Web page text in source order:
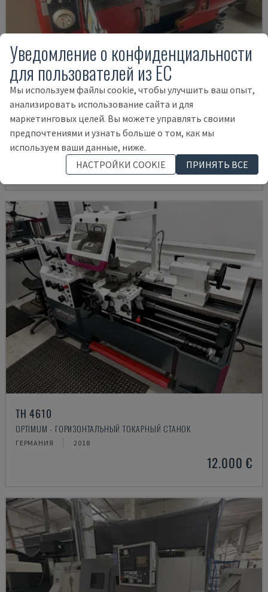
EMCOMAT 200X1000
EMCO - ГОРИЗОНТАЛЬНЫЙ ТОКАРНЫЙ СТАНОК
ГЕРМАНИЯ 2001
14.000 €
TH 4610
OPTIMUM - ГОРИЗОНТАЛЬНЫЙ ТОКАРНЫЙ СТАНОК
ГЕРМАНИЯ 2018
12.000 €
Уведомление о конфиденциальности
для пользователей из ЕС
Мы используем файлы cookie, чтобы улучшить ваш опыт,
анализировать использование сайта и для
маркетинговых целей. Вы можете управлять своими
предпочтениями и узнать больше о том, как мы
используем ваши данные, ниже.
НАСТРОЙКИ COOKIE
ПРИНЯТЬ ВСЕ